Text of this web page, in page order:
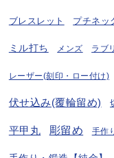
ブレスレット プチネッ
ミル打ち メンズ ラブ
レーザー(刻印・ロー付け)
伏せ込み(覆輪留め)
平甲丸 彫留め 手作